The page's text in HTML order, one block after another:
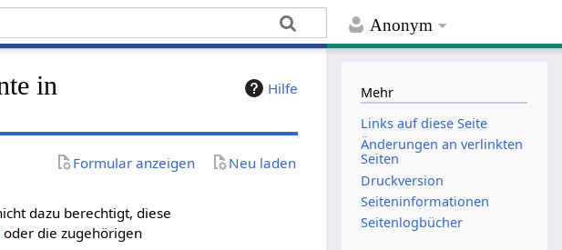
Anonym
Hilfe
in
Formular anzeigen Neu laden
dazu berechtigt, diese
oder die zugehörigen
Mehr
Links auf diese Seite
Änderungen an verlinkten
Seiten
Druckversion
Seiten­­informationen
Seitenlogbücher